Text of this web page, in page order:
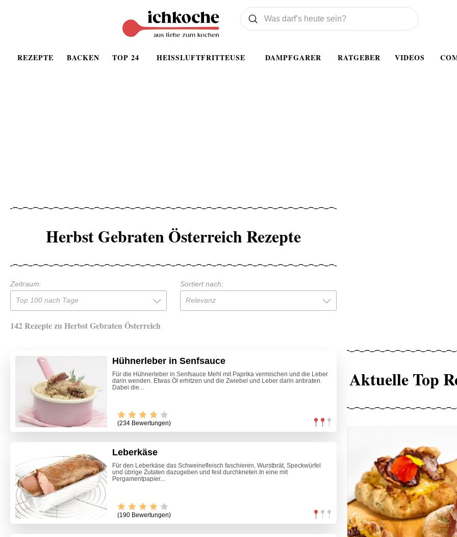
REZEPTE BACKEN TOP 24 HEISSLUFTFRITTEUSE DAMPFGARER RATGEBER VIDEOS
Was wollen Sie suchen
Suchen
Herbst Gebraten Österreich Rezepte
Zeitraum:
Top 100 nach Tage
Sortiert nach:
Relevanz
142 Rezepte zu Herbst Gebraten Österreich
Hühnerleber in Senfsauce
Für die Hühnerleber in Senfsauce Mehl mit Paprika vermischen und die Leber
darin wenden. Etwas Öl erhitzen und die Zwiebel und Leber darin anbraten.
Dabei die...
(234 Bewertungen)
Leberkäse
Für den Leberkäse das Schweinefleisch faschieren, Wurstbrät, Speckwürfel
und übrige Zutaten dazugeben und fest durchkneten.In eine mit
Pergamentpapier...
(190 Bewertungen)
Aktuelle Top